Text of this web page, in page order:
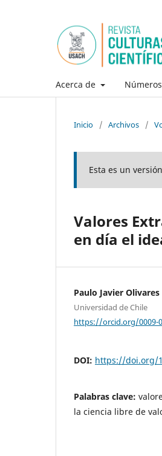
Acerca de Números
Inicio / Archivos /
Esta es un
Valores
en día el
Paulo Javier Olivares
Universidad de Chile
https://orcid.org/0009-
DOI: https://doi.org/
Palabras clave:
la ciencia libre de